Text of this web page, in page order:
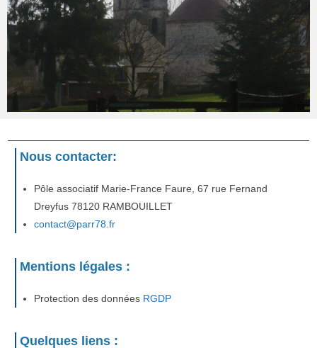
Nous contacter:
Pôle associatif Marie-France Faure, 67 rue Fernand
Dreyfus 78120 RAMBOUILLET
contact@parr78.fr
Mentions légales :
Protection des données RGDP
Quelques liens :